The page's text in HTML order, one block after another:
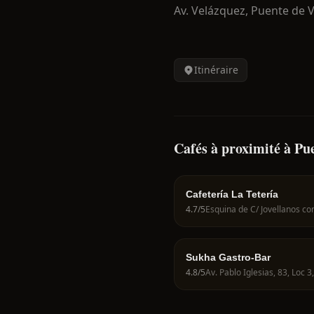
Av. Velázquez, Puente de
Itinéraire
Cafés à proximité à
Cafetería La Tetería
4.7/5
Sukha Gastro-Bar
4.8/5